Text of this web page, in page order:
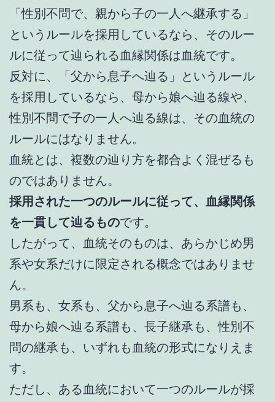
「性別不問で、親から子の一人へ継承する」
というルールを採用しているなら、そのルー
ルに従って辿られる血縁関係は血統です。
反対に、「父から息子へ辿る」というルール
を採用しているなら、母から娘へ辿る線や、
性別不問で子の一人へ辿る線は、その血統の
ルールにはなりません。
血統とは、複数の辿り方を都合よく混ぜるも
のではありません。
採用された一つのルールに従って、血縁関係
を一貫して辿るものです。
したがって、血統そのものは、あらかじめ男
系や女系だけに限定される概念ではありませ
ん。
男系も、女系も、父から息子へ辿る系譜も、
母から娘へ辿る系譜も、長子継承も、性別不
問の継承も、いずれも血統の形式になりえま
す。
ただし、ある血統において一つのルールが採